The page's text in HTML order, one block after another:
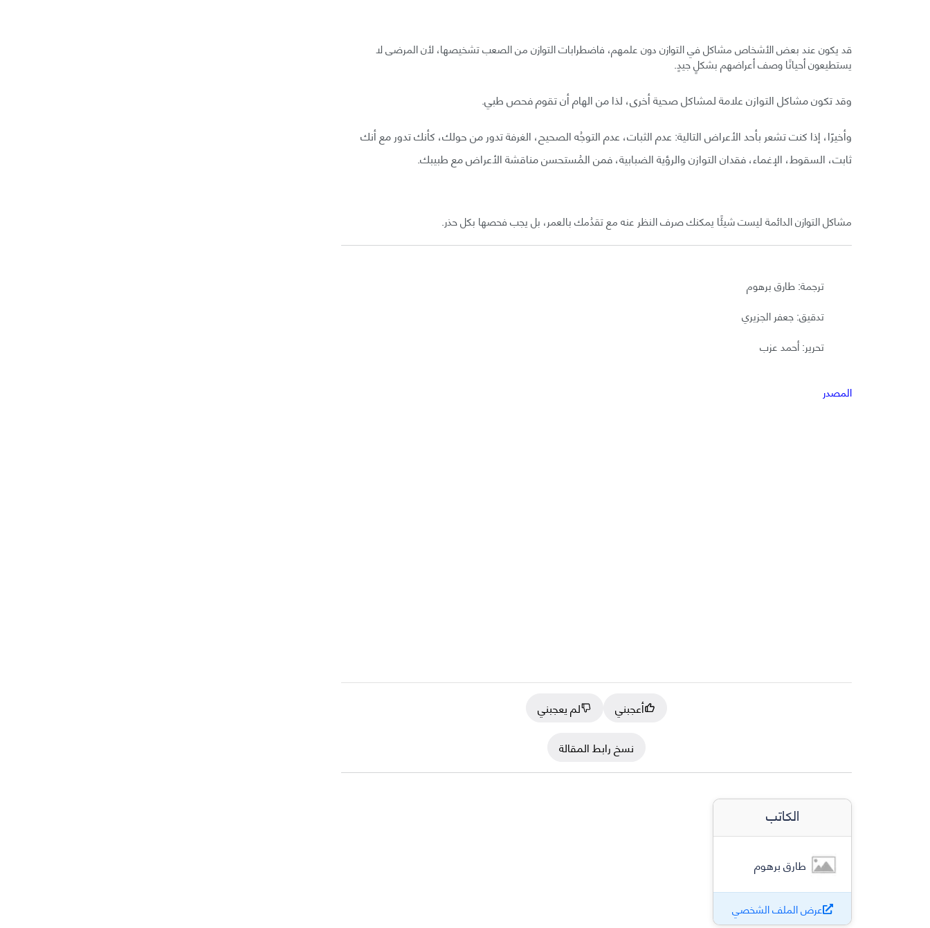
قد يكون عند بعض الأشخاص مشاكل في التوازن دون علمهم، فاضطرابات التوازن من الصعب تشخيصها، لأن المرضى لا
يستطيعون أحيانًا وصف أعراضهم بشكلٍ جيدٍ.
وقد تكون مشاكل التوازن علامة لمشاكل صحية أخرى، لذا من الهام أن تقوم فحص طبي.
وأخيرًا، إذا كنت تشعر بأحد الأعراض التالية: عدم الثبات، عدم التوجُه الصحيح، الغرفة تدور من حولك، كأنك تدور مع أنك
ثابت، السقوط، الإغماء، فقدان التوازن والرؤية الضبابية، فمن المُستحسن مناقشة الأعراض مع طبيبك.
مشاكل التوازن الدائمة ليست شيئًا يمكنك صرف النظر عنه مع تقدُمك بالعمر، بل يجب فحصها بكل حذر.
ترجمة: طارق برهوم
تدقيق: جعفر الجزيري
تحرير: أحمد عزب
المصدر
أعجبني
لم يعجبني
نسخ رابط المقالة
الكاتب
طارق برهوم
عرض الملف الشخصي